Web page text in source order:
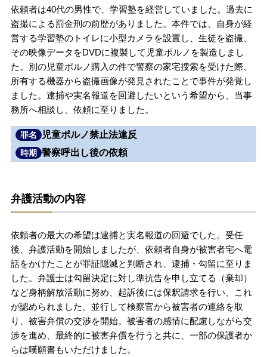
ご依頼者からのお手紙
無料相談の口コミ評判
刑事事件について知りたい方
刑事事件データベース
依頼者は40代の男性で、学習塾を経営していました。過去に
盗撮による罰金刑の前歴がありました。本件では、自身が経
営する学習塾のトイレに小型カメラを設置し、生徒を盗撮、
その映像データをDVDに複製して児童ポルノを製造しまし
た。別の児童ポルノ購入の件で警察の家宅捜索を受けた際、
所有する機器から盗撮画像が発見されたことで事件が発覚し
ました。逮捕や実名報道を回避したいという希望から、当事
務所へ相談し、依頼に至りました。
罪名 児童ポルノ禁止法違反
時期 警察呼出し後の依頼
弁護活動の内容
依頼者の最大の希望は逮捕と実名報道の回避でした。受任
後、弁護活動を開始しましたが、依頼者自身が被害者宅へ電
話をかけたことが罪証隠滅と判断され、逮捕・勾留に至りま
した。弁護士は勾留決定に対し準抗告を申し立てる（棄却）
など身柄解放活動に努め、起訴後には保釈請求を行い、これ
が認められました。並行して検察官から被害者の連絡を取
り、被害弁償の交渉を開始。被害者の感情に配慮しながら交
渉を進め、最終的に被害弁償を行うと共に、一部の保護者か
らは嘆願書もいただけました。